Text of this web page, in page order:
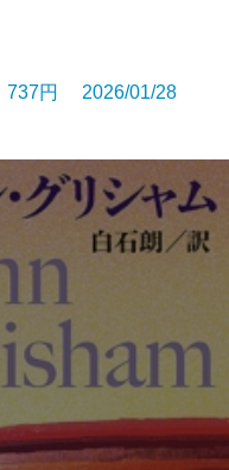
円 2026/01/28